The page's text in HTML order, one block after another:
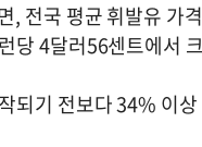
, 전국 평균 휘발유 가
당 4달러56센트에서
되기 전보다 34% 이